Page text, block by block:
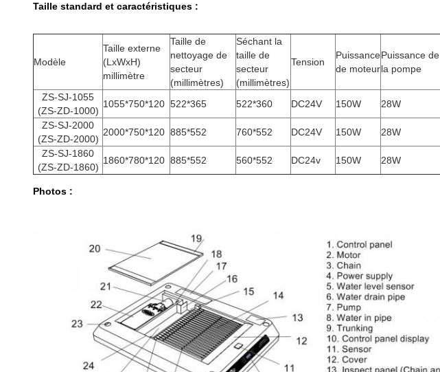
Taille standard et caractéristiques :
Modèle
Taille externe
(LxWxH)
millimètre
Taille de
nettoyage de
secteur
(millimètres)
Séchant la
taille de
secteur
(millimètres)
Tension
Puissance
de moteur
Puissance de
la pompe
ZS-SJ-1055
(ZS-ZD-1000)
1055*750*120 522*365 522*360 DC24V 150W
28W
ZS-SJ-2000
(ZS-ZD-2000)
2000*750*120 885*552 760*552 DC24V 150W
28W
ZS-SJ-1860
(ZS-ZD-1860)
1860*780*120 885*552 560*552 DC24v 150W 28W
Photos :